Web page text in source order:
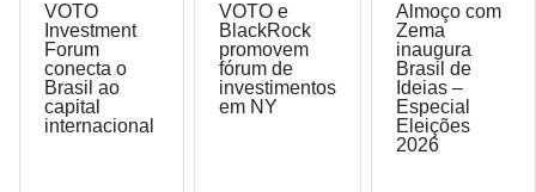
VOTO
Investment
Forum
conecta o
Brasil ao
capital
internacional
VOTO e
BlackRock
promovem
fórum de
investimentos
em NY
Almoço com
Zema
inaugura
Brasil de
Ideias –
Especial
Eleições
2026